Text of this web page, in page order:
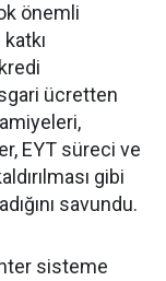
önemli
ücretten
EYT süreci ve
gibi
savundu.
sisteme